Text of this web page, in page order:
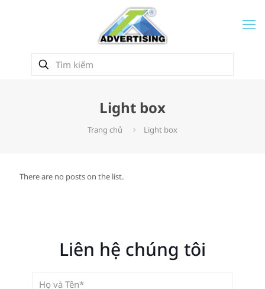
Light box
Trang chủ Light box
There are no posts on the list.
Liên hệ chúng tôi